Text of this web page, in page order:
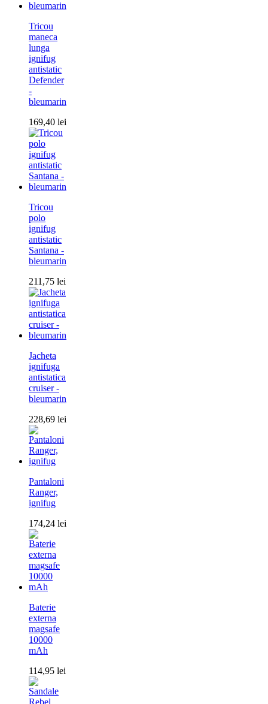
Tricou
maneca
lunga
ignifug
antistatic
Defender
-
bleumarin
169,40 lei
Tricou
polo
ignifug
antistatic
Santana -
bleumarin
211,75 lei
Jacheta
ignifuga
antistatica
cruiser -
bleumarin
228,69 lei
Pantaloni
Ranger,
ignifug
174,24 lei
Baterie
externa
magsafe
10000
mAh
114,95 lei